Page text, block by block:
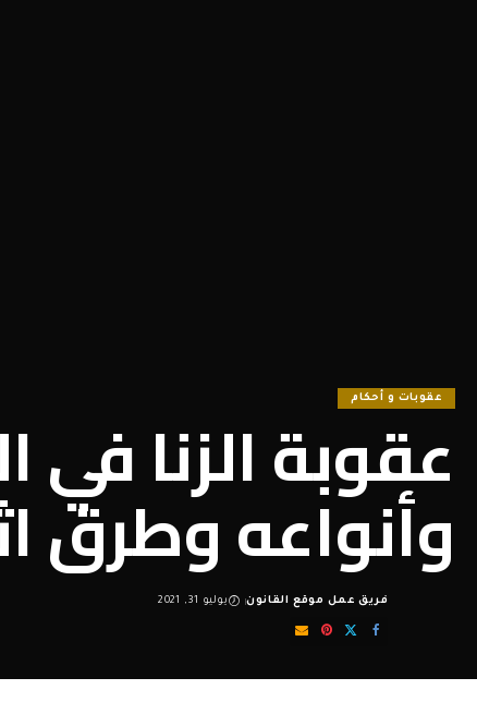
عقوبات و أحكام
عقوبة الزنا
وأنواعه وطرق
Posted
by
فريق عمل موقع القانون يوليو 31, 2021